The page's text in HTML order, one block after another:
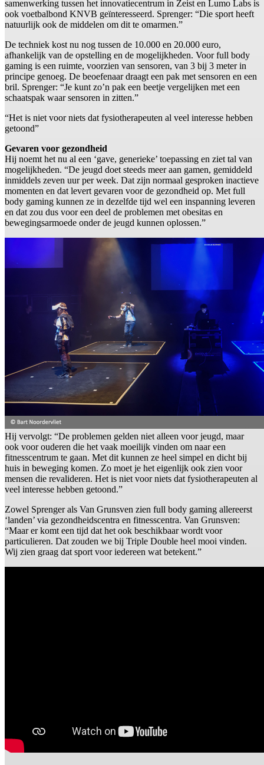
samenwerking tussen het innovatiecentrum in Zeist en Lumo Labs is
ook voetbalbond KNVB geïnteresseerd. Sprenger: “Die sport heeft
natuurlijk ook de middelen om dit te omarmen.”
De techniek kost nu nog tussen de 10.000 en 20.000 euro,
afhankelijk van de opstelling en de mogelijkheden. Voor full body
gaming is een ruimte, voorzien van sensoren, van 3 bij 3 meter in
principe genoeg. De beoefenaar draagt een pak met sensoren en een
bril. Sprenger: “Je kunt zo’n pak een beetje vergelijken met een
schaatspak waar sensoren in zitten.”
“Het is niet voor niets dat fysiotherapeuten al veel interesse hebben
getoond”
Gevaren voor gezondheid
Hij noemt het nu al een ‘gave, generieke’ toepassing en ziet tal van
mogelijkheden. “De jeugd doet steeds meer aan gamen, gemiddeld
inmiddels zeven uur per week. Dat zijn normaal gesproken inactieve
momenten en dat levert gevaren voor de gezondheid op. Met full
body gaming kunnen ze in dezelfde tijd wel een inspanning leveren
en dat zou dus voor een deel de problemen met obesitas en
bewegingsarmoede onder de jeugd kunnen oplossen.”
Hij vervolgt: “De problemen gelden niet alleen voor jeugd, maar
ook voor ouderen die het vaak moeilijk vinden om naar een
fitnesscentrum te gaan. Met dit kunnen ze heel simpel en dicht bij
huis in beweging komen. Zo moet je het eigenlijk ook zien voor
mensen die revalideren. Het is niet voor niets dat fysiotherapeuten al
veel interesse hebben getoond.”
Zowel Sprenger als Van Grunsven zien full body gaming allereerst
‘landen’ via gezondheidscentra en fitnesscentra. Van Grunsven:
“Maar er komt een tijd dat het ook beschikbaar wordt voor
particulieren. Dat zouden we bij Triple Double heel mooi vinden.
Wij zien graag dat sport voor iedereen wat betekent.”